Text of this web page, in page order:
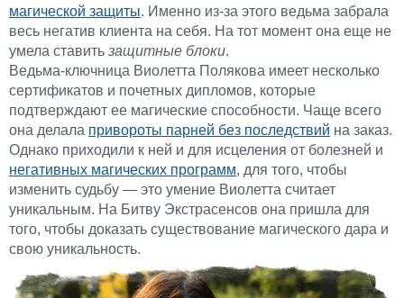
магической защиты. Именно из-за этого ведьма забрала
весь негатив клиента на себя. На тот момент она еще не
умела ставить защитные блоки.
Ведьма-ключница Виолетта Полякова имеет несколько
сертификатов и почетных дипломов, которые
подтверждают ее магические способности. Чаще всего
она делала привороты парней без последствий на заказ.
Однако приходили к ней и для исцеления от болезней и
негативных магических программ, для того, чтобы
изменить судьбу — это умение Виолетта считает
уникальным. На Битву Экстрасенсов она пришла для
того, чтобы доказать существование магического дара и
свою уникальность.